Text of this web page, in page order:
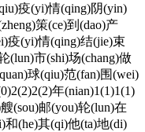
疫(yi)情(qing)阴(yin)
策(ce)到(dao)产
疫(yi)情(qing)结(jie)束
(lun)市(shi)场(chang)做
球(qiu)范(fan)围(wei)
年(nian)1(1)1(1)
(sou)邮(you)轮(lun)在
和(he)其(qi)他(ta)地(di)